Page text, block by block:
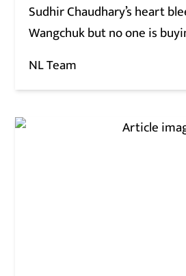
Sudhir Chaudhary’s heart
Wangchuk but no one is
NL Team